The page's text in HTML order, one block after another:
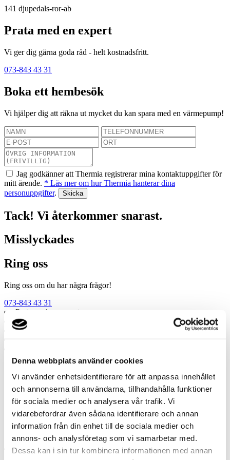
Denna webbplats använder cookies
Vi använder enhetsidentifierare för att anpassa innehållet
och annonserna till användarna, tillhandahålla funktioner
för sociala medier och analysera vår trafik. Vi
vidarebefordrar även sådana identifierare och annan
information från din enhet till de sociala medier och
annons- och analysföretag som vi samarbetar med.
Dessa kan i sin tur kombinera informationen med annan
141 djupedals-ror-ab
Prata med en expert
Vi ger dig gärna goda råd - helt kostnadsfritt.
073-843 43 31
Boka ett hembesök
Vi hjälper dig att räkna ut mycket du kan spara med en värmepump!
Jag godkänner att Thermia registrerar mina kontaktuppgifter för
mitt ärende. * Läs mer om hur Thermia hanterar dina
personuppgifter.
Tack! Vi återkommer snarast.
Misslyckades
Ring oss
Ring oss om du har några frågor!
073-843 43 31
Prata med en expert
Begär offert
Kontakta mig
Boka hembesök
Prata med en expert
Kontakta mig
Boka hembesök
Ring oss
Kontakt